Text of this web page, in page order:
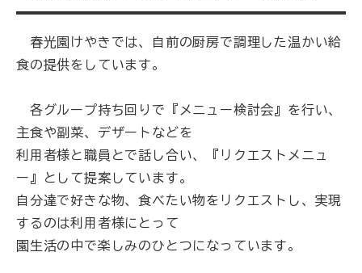
春光園けやきでは、自前の厨房で調理した温かい給
食の提供をしています。
各グループ持ち回りで『メニュー検討会』を行い、
主食や副菜、デザートなどを
利用者様と職員とで話し合い、『リクエストメニュ
ー』として提案しています。
自分達で好きな物、食べたい物をリクエストし、実現
するのは利用者様にとって
園生活の中で楽しみのひとつになっています。